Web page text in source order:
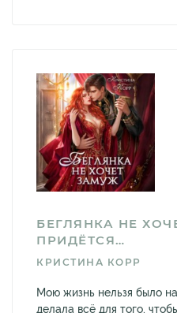
БЕГЛЯНКА НЕ
ПРИДЁТСЯ…
КРИСТИНА КОРР
Мою жизнь нельзя было
делала всё для того,